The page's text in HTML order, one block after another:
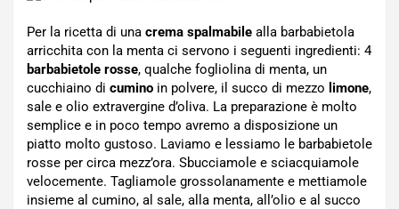
Per la ricetta di una crema spalmabile alla barbabietola
arricchita con la menta ci servono i seguenti ingredienti: 4
barbabietole rosse, qualche fogliolina di menta, un
cucchiaino di cumino in polvere, il succo di mezzo limone,
sale e olio extravergine d’oliva. La preparazione è molto
semplice e in poco tempo avremo a disposizione un
piatto molto gustoso. Laviamo e lessiamo le barbabietole
rosse per circa mezz’ora. Sbucciamole e sciacquiamole
velocemente. Tagliamole grossolanamente e mettiamole
insieme al cumino, al sale, alla menta, all’olio e al succo